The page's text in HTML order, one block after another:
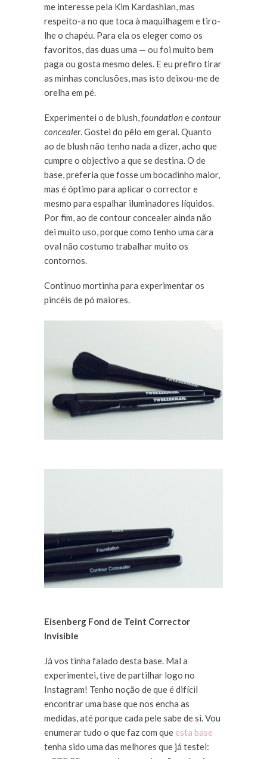
me interesse pela Kim Kardashian, mas
respeito-a no que toca à maquilhagem e tiro-
lhe o chapéu. Para ela os eleger como os
favoritos, das duas uma — ou foi muito bem
paga ou gosta mesmo deles. E eu prefiro tirar
as minhas conclusões, mas isto deixou-me de
orelha em pé.
Experimentei o de blush,foundationecontour
concealer. Gostei do pêlo em geral. Quanto
ao de blush não tenho nada a dizer, acho que
cumpre o objectivo a que se destina. O de
base, preferia que fosse um bocadinho maior,
mas é óptimo para aplicar o corrector e
mesmo para espalhar iluminadores líquidos.
Por fim, ao de contour concealer ainda não
dei muito uso, porque como tenho uma cara
oval não costumo trabalhar muito os
contornos.
Continuo mortinha para experimentar os
pincéis de pó maiores.
Eisenberg Fond de Teint Corrector
Invisible
Já vos tinha falado desta base. Mal a
experimentei, tive de partilhar logo no
Instagram! Tenho noção de que é difícil
encontrar uma base que nos encha as
medidas, até porque cada pele sabe de si. Vou
enumerar tudo o que faz com que esta base
tenha sido uma das melhores que já testei: